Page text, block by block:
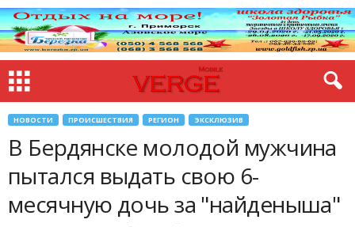
НОВОСТИ ПРОИСШЕСТВИЯ РЕГИОН ЭКСКЛЮЗИВ
В Бердянске молодой мужчина
пытался выдать свою 6-
месячную дочь за "найденыша"